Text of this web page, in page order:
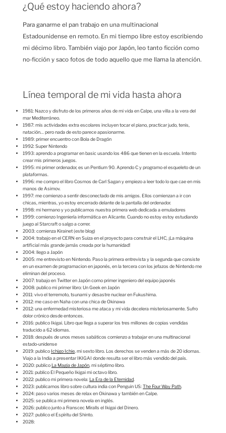
¿Qué estoy haciendo ahora?
Para ganarme el pan trabajo en una multinacional
Estadounidense en remoto. En mi tiempo libre estoy escribiendo
mi décimo libro. También viajo por Japón, leo tanto ficción como
no-ficción y saco fotos de todo aquello que me llama la atención.
Línea temporal de mi vida hasta ahora
1981: Nazco y disfruto de los primeros años de mi vida en Calpe, una villa a la vera del
mar Mediterráneo.
1987: mis actividades extra escolares incluyen tocar el piano, practicar judo, tenis,
natación… pero nada de esto parece apasionarme.
1989: primer encuentro con Bola de Dragón
1992: Super Nintendo
1993: aprendo a programar en basic usando los 486 que tienen en la escuela. Intento
crear mis primeros juegos.
1995: mi primer ordenador, es un Pentium 90. Aprendo C y programo el esqueleto de un
plataformas.
1996: me compro el libro Cosmos de Carl Sagan y empiezo a leer todo lo que cae en mis
manos de Asimov.
1997: me comienzo a sentir desconectado de mis amigos. Ellos comienzan a ir con
chicas, mientras, yo estoy encerrado delante de la pantalla del ordenador.
1998: mi hermano y yo publicamos nuestra primera web dedicada a emuladores
1999: comienzo Ingeniería informática en Alicante. Cuando no estoy estoy estudiando
juego al Starcraft o salgo a correr.
2003: comienza Kirainet (este blog)
2004: trabajo en el CERN en Suiza en el proyecto para construir el LHC, ¡La máquina
artificial más grande jamás creada por la humanidad!
2004: llego a Japón
2005: me entrevisto en Nintendo. Paso la primera entrevista y la segunda que consiste
en un examen de programacion en japonés, en la tercera con los jefazos de Nintendo me
eliminan del proceso.
2007: trabajo en Twitter en Japón como primer ingeniero del equipo japonés
2008: publico mi primer libro: Un Geek en Japón
2011: vivo el terremoto, tsunami y desastre nuclear en Fukushima.
2012: me caso en Naha con una chica de Okinawa
2012: una enfermedad misteriosa me ataca y mi vida decelera misteriosamente. Sufro
dolor crónico desde entonces.
2016: publico Ikigai. Libro que llega a superar los tres millones de copias vendidas
traducido a 62 idiomas.
2018: después de unos meses sabáticos comienzo a trabajar en una multinacional
estado-unidense
2019: publico Ichigo Ichie, mi sexto libro. Los derechos se venden a más de 20 idiomas.
Viajo a la India a presentar IKIGAI donde resulta ser el libro más vendido del país.
2020: publico La Magia de Japón, mi séptimo libro.
2021: publico El Pequeño Ikigai mi octavo libro.
2022: publico mi primera novela: La Era de la Eternidad.
2023: publicamos libro sobre cultura india con Penguin US:The Four Way Path.
2024: paso varios meses de relax en Okinawa y también en Calpe.
2025: se publica mi primera novela en inglés.
2026: publico junto a Franscec Miralls el Ikigai del Dinero.
2027: publico el Espíritu del Shinto.
2028: